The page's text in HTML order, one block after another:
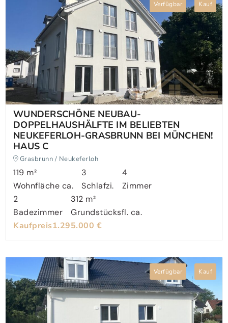
Verfügbar Kauf
WUNDERSCHÖNE NEUBAU-
DOPPELHAUSHÄLFTE IM BELIEBTEN
NEUKEFERLOH-GRASBRUNN BEI MÜNCHEN!
HAUS C
Grasbrunn / Neukeferloh
119 m²
Wohnfläche ca.
3
Schlafzi.
4
Zimmer
2
Badezimmer
312 m²
Grundstücksfl. ca.
Kaufpreis1.295.000 €
Verfügbar Kauf